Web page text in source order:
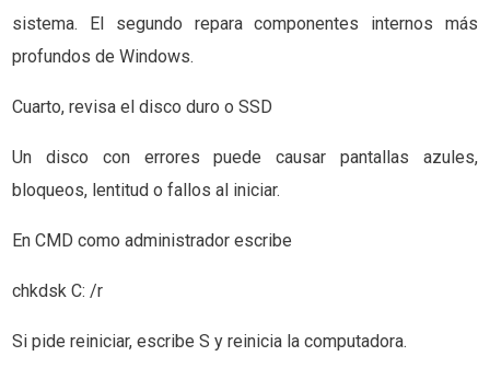
sistema. El segundo repara componentes internos más
profundos de Windows.
Cuarto, revisa el disco duro o SSD
Un disco con errores puede causar pantallas azules,
bloqueos, lentitud o fallos al iniciar.
En CMD como administrador escribe
chkdsk C: /r
Si pide reiniciar, escribe S y reinicia la computadora.